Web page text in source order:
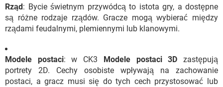
Rząd : Bycie świetnym przywódcą to istota gry, a dostępne
są różne rodzaje rządów. Gracze mogą wybierać między
rządami feudalnymi, plemiennymi lub klanowymi.
Modele postaci: w CK3 Modele postaci 3D zastępują
portrety 2D. Cechy osobiste wpływają na zachowanie
postaci, a gracz musi się do tych cech przystosować lub